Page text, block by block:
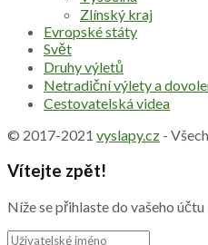
Zlínský kraj
Evropské státy
Svět
Druhy výletů
Netradiční výlety a
Cestovatelská videa
© 2017-2021 vyslapy.cz -
Vítejte zpět!
Níže se přihlaste do vašeho účtu